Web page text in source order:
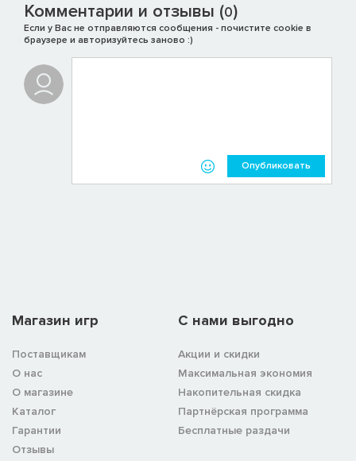
Комментарии и отзывы (0)
Если у Вас не отправляются сообщения - почистите cookie в
браузере и авторизуйтесь заново :)
Опубликовать
Магазин игр
Поставщикам
О нас
О магазине
Каталог
Гарантии
Отзывы
C нами выгодно
Акции и скидки
Максимальная экономия
Накопительная скидка
Партнёрская программа
Бесплатные раздачи